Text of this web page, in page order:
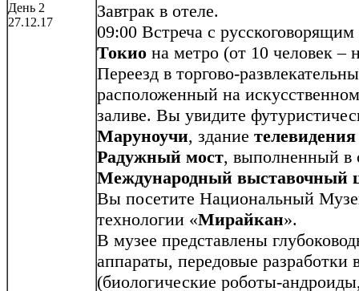
День 2
27.12.17
Завтрак в отеле.
09:00 Встреча с
Токио на метро (от 10 человек –
Переезд в торгово-
расположенный на
заливе. Вы увидите
Маруноучи, здание
Радужный мост, выполненный в
Международный выставочный
Вы посетите Национальный
технологии «Мирайкан».
В музее представлены
аппараты, передовые разработки
(биологические роботы-